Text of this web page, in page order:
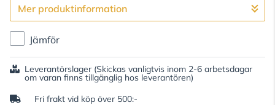
Gå till kassan
Mer produktinformation
Jämför
Leverantörslager (Skickas vanligtvis inom 2-6 arbetsdagar
om varan finns tillgänglig hos leverantören)
Fri frakt vid köp över 500:-